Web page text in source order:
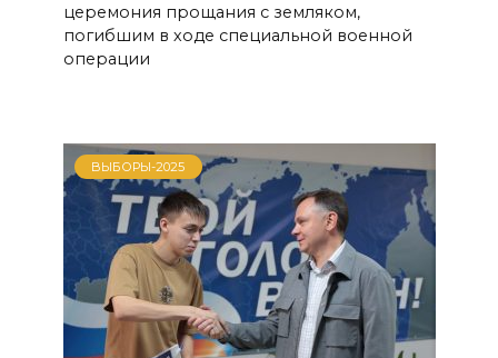
церемония прощания с земляком,
погибшим в ходе специальной военной
операции
ВЫБОРЫ-2025